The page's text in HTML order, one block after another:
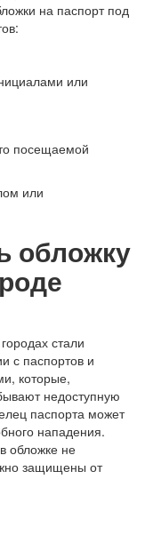
на паспорт под
или
посещаемой
или
обложку
стали
с паспортов и
которые,
недоступную
паспорта может
нападения.
обложке не
защищены от